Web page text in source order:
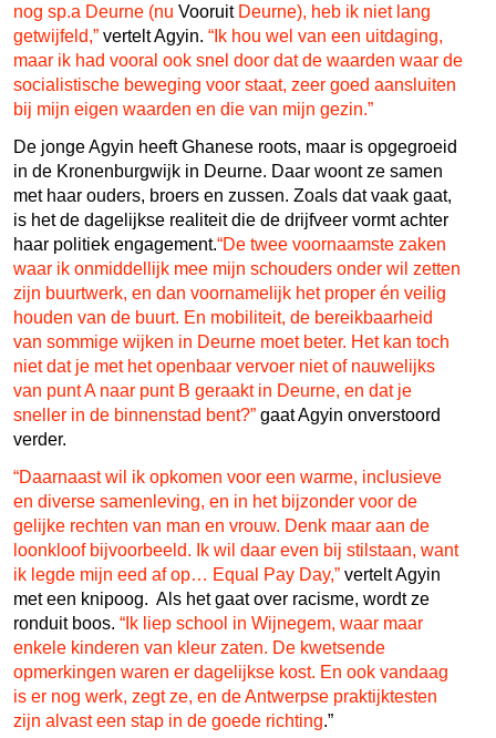
nog sp.a Deurne (nu VooruitDeurne), heb ik niet lang
getwijfeld,” vertelt Agyin. “Ik hou wel van een uitdaging,
maar ik had vooral ook snel door dat de waarden waar de
socialistische beweging voor staat, zeer goed aansluiten
bij mijn eigen waarden en die van mijn gezin.”
De jonge Agyin heeft Ghanese roots, maar is opgegroeid
in de Kronenburgwijk in Deurne. Daar woont ze samen
met haar ouders, broers en zussen. Zoals dat vaak gaat,
is het de dagelijkse realiteit die de drijfveer vormt achter
haar politiek engagement.“De twee voornaamste zaken
waar ik onmiddellijk mee mijn schouders onder wil zetten
zijn buurtwerk, en dan voornamelijk het proper én veilig
houden van de buurt. En mobiliteit, de bereikbaarheid
van sommige wijken in Deurne moet beter. Het kan toch
niet dat je met het openbaar vervoer niet of nauwelijks
van punt A naar punt B geraakt in Deurne, en dat je
sneller in de binnenstad bent?” gaat Agyin onverstoord
verder.
“Daarnaast wil ik opkomen voor een warme, inclusieve
en diverse samenleving, en in het bijzonder voor de
gelijke rechten van man en vrouw. Denk maar aan de
loonkloof bijvoorbeeld. Ik wil daar even bij stilstaan, want
ik legde mijn eed af op… Equal Pay Day,” vertelt Agyin
met een knipoog. Als het gaat over racisme, wordt ze
ronduit boos. “Ik liep school in Wijnegem, waar maar
enkele kinderen van kleur zaten. De kwetsende
opmerkingen waren er dagelijkse kost. En ook vandaag
is er nog werk, zegt ze, en de Antwerpse praktijktesten
zijn alvast een stap in de goede richting.”